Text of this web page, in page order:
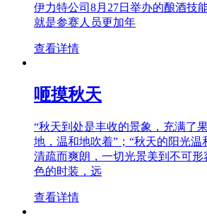
伊力特公司8月27日举办的酿酒技
就是参赛人员更加年
查看详情
咂摸秋天
“秋天到处是丰收的景象，充满了
地，温和地吹着”；“秋天的阳光温
清疏而爽朗，一切光景美到不可形
色的时装，远
查看详情